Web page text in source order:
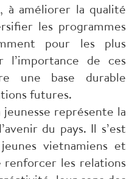
à améliorer la qualité
les programmes
pour les plus
de ces
une base durable
futures.
représente la
du pays. Il s’est
vietnamiens et
les relations